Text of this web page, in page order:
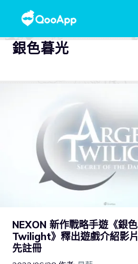
銀色暮光
NEXON 新作戰略手遊《銀
Twilight》釋出遊戲介紹影
先註冊